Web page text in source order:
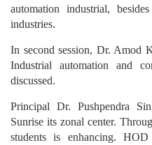
automation industrial,
industries.
In second session, Dr. Amod
Industrial automation and
discussed.
Principal Dr. Pushpendra
Sunrise its zonal center.
students is enhancing.